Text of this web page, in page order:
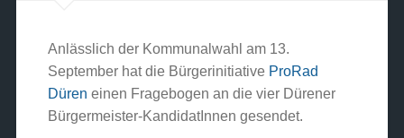
Anlässlich der Kommunalwahl am 13.
September hat die Bürgerinitiative ProRad
Düren einen Fragebogen an die vier Dürener
Bürgermeister-KandidatInnen gesendet.